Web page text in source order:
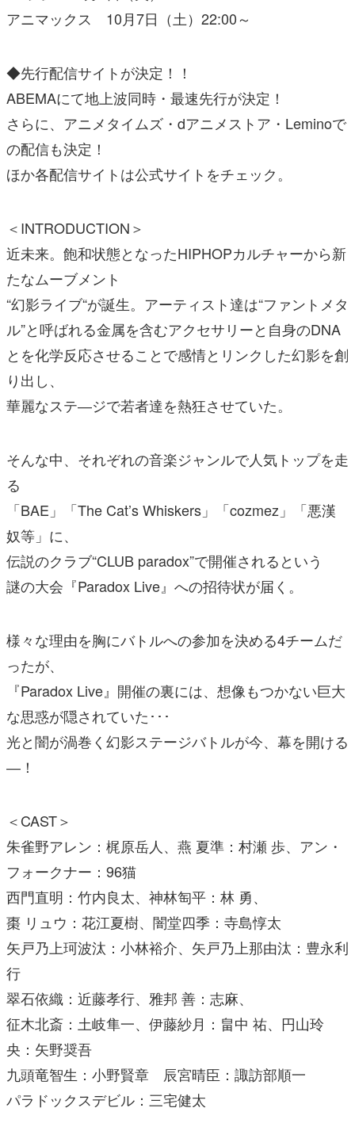
アニマックス 10月7日（土）22:00～
◆先行配信サイトが決定！！
ABEMAにて地上波同時・最速先行が決定！
さらに、アニメタイムズ・dアニメストア・Leminoで
の配信も決定！
ほか各配信サイトは公式サイトをチェック。
＜INTRODUCTION＞
近未来。飽和状態となったHIPHOPカルチャーから新
たなムーブメント
“幻影ライブ“が誕生。アーティスト達は“ファントメタ
ル”と呼ばれる金属を含むアクセサリーと自身のDNA
とを化学反応させることで感情とリンクした幻影を創
り出し、
華麗なステ―ジで若者達を熱狂させていた。
そんな中、それぞれの音楽ジャンルで人気トップを走
る
「BAE」「The Cat’s Whiskers」「cozmez」「悪漢
奴等」に、
伝説のクラブ“CLUB paradox”で開催されるという
謎の大会『Paradox Live』への招待状が届く。
様々な理由を胸にバトルへの参加を決める4チームだ
ったが、
『Paradox Live』開催の裏には、想像もつかない巨大
な思惑が隠されていた･･･
光と闇が渦巻く幻影ステージバトルが今、幕を開ける
―！
＜CAST＞
朱雀野アレン：梶原岳人、燕 夏準：村瀬 歩、アン・
フォークナー：96猫
西門直明：竹内良太、神林匋平：林 勇、
棗 リュウ：花江夏樹、闇堂四季：寺島惇太
矢戸乃上珂波汰：小林裕介、矢戸乃上那由汰：豊永利
行
翠石依織：近藤孝行、雅邦 善：志麻、
征木北斎：土岐隼一、伊藤紗月：畠中 祐、円山玲
央：矢野奨吾
九頭竜智生：小野賢章 辰宮晴臣：諏訪部順一
パラドックスデビル：三宅健太